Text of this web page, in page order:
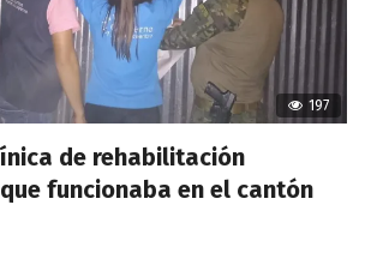
197
de rehabilitación
funcionaba en el cantón